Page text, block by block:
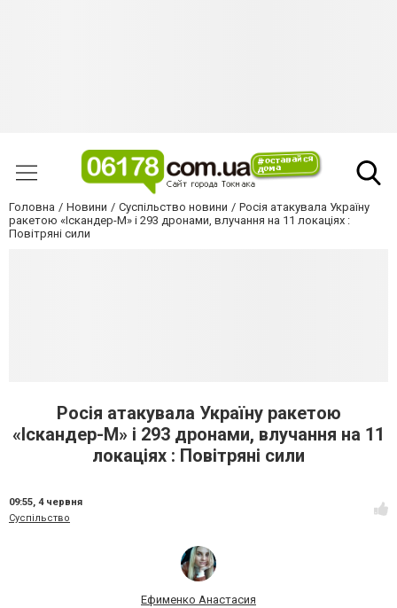
Головна Новини Суспільство новини
Росія атакувала Україну
ракетою «Іскандер-М» і 293 дронами, влучання на 11 локаціях :
Повітряні сили
Росія атакувала Україну ракетою
«Іскандер-М» і 293 дронами, влучання на 11
локаціях : Повітряні сили
09:55, 4 червня
Суспільство
Ефименко Анастасия